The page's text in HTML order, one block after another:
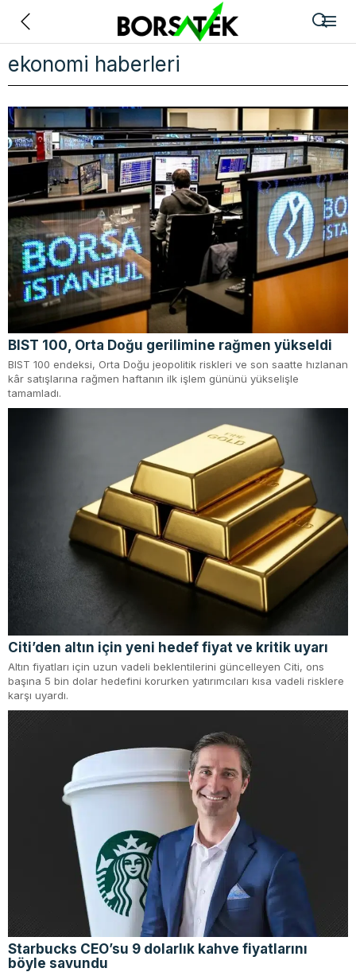
ekonomi haberleri
BIST 100, Orta Doğu gerilimine rağmen yükseldi
BIST 100 endeksi, Orta Doğu jeopolitik riskleri ve son saatte hızlanan
kâr satışlarına rağmen haftanın ilk işlem gününü yükselişle
tamamladı.
Citi’den altın için yeni hedef fiyat ve kritik uyarı
Altın fiyatları için uzun vadeli beklentilerini güncelleyen Citi, ons
başına 5 bin dolar hedefini korurken yatırımcıları kısa vadeli risklere
karşı uyardı.
Starbucks CEO’su 9 dolarlık kahve fiyatlarını
böyle savundu